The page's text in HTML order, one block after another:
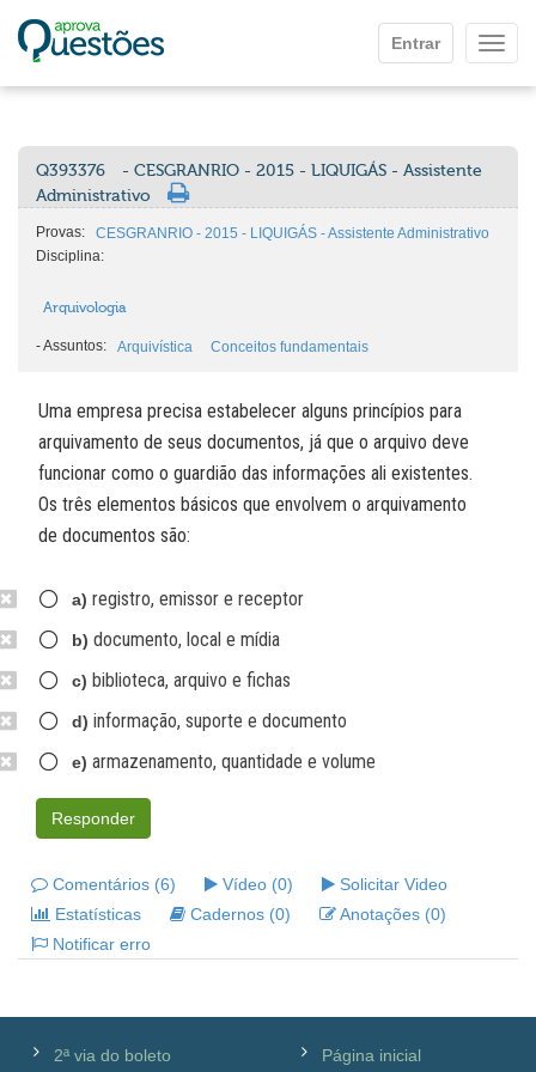
Entrar
Q393376
- CESGRANRIO - 2015 - LIQUIGÁS - Assistente
Administrativo
Provas:
CESGRANRIO - 2015 - LIQUIGÁS - Assistente Administrativo
Disciplina:
Arquivologia
-Assuntos: Arquivística Conceitos fundamentais
Uma empresa precisa estabelecer alguns princípios para
arquivamento de seus documentos, já que o arquivo deve
funcionar como o guardião das informações ali existentes.
Os três elementos básicos que envolvem o arquivamento
de documentos são:
a) registro, emissor e receptor
b) documento, local e mídia
c) biblioteca, arquivo e fichas
d) informação, suporte e documento
e) armazenamento, quantidade e volume
Responder
Comentários (6) Vídeo (0)
Solicitar Video
Estatísticas
Cadernos (0)
Anotações (0)
Notificar erro
2ª via do boleto Página inicial